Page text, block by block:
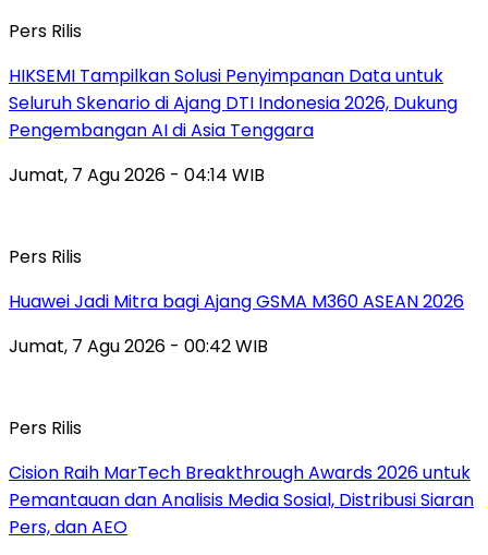
Pers Rilis
HIKSEMI Tampilkan Solusi Penyimpanan Data untuk
Seluruh Skenario di Ajang DTI Indonesia 2026, Dukung
Pengembangan AI di Asia Tenggara
Jumat, 7 Agu 2026 - 04:14 WIB
Pers Rilis
Huawei Jadi Mitra bagi Ajang GSMA M360 ASEAN 2026
Jumat, 7 Agu 2026 - 00:42 WIB
Pers Rilis
Cision Raih MarTech Breakthrough Awards 2026 untuk
Pemantauan dan Analisis Media Sosial, Distribusi Siaran
Pers, dan AEO